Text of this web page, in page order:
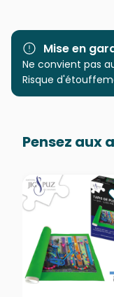
Marque
Catégorie
EAN
Nombre de pièces
Dimensions
Mise en
Ne convient pas
Risque
Pensez aux